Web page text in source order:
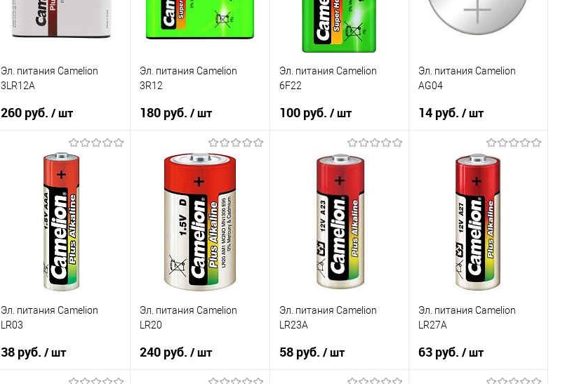
Эл. питания Camelion
3LR12А
260 руб./ шт
В корзину
К сравнению
В избранное
В наличии
Эл. питания Camelion
3R12
180 руб./ шт
В корзину
К сравнению
В избранное
В наличии
Эл. питания Camelion
6F22
100 руб. / шт
В корзину
К сравнению
В избранное
В наличии
Эл. питания Camelion
AG04
14 руб. / шт
В корзину
К сравнению
В избранное
В наличии
Эл. питания Camelion
LR03
38 руб./ шт
Эл. питания Camelion
LR20
240 руб./ шт
Эл. питания Camelion
LR23А
58 руб. / шт
Эл. питания Camelion
LR27А
63 руб. / шт